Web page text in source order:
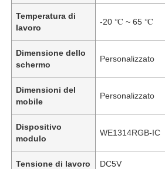
Temperatura di
lavoro
-20 ℃ ~ 65 ℃
Dimensione dello
schermo
Personalizzato
Dimensioni del
mobile
Personalizzato
Dispositivo
modulo
WE1314RGB-IC
Tensione di lavoro DC5V